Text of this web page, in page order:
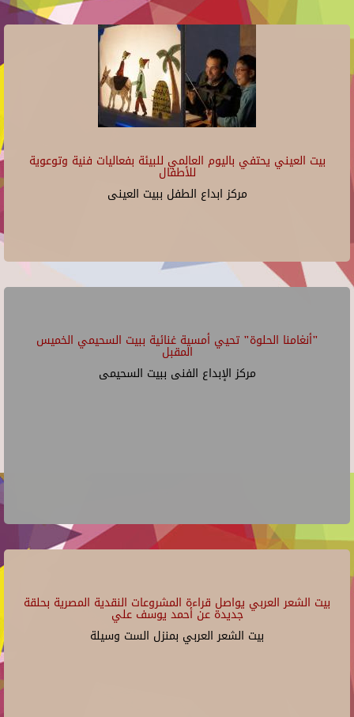
بيت العيني يحتفي باليوم العالمي للبيئة بفعاليات فنية وتوعوية
للأطفال
مركز ابداع الطفل ببيت العينى
"أنغامنا الحلوة" تحيي أمسية غنائية ببيت السحيمي الخميس
المقبل
مركز الإبداع الفنى ببيت السحيمى
بيت الشعر العربي يواصل قراءة المشروعات النقدية المصرية بحلقة
جديدة عن أحمد يوسف علي
بيت الشعر العربي بمنزل الست وسيلة